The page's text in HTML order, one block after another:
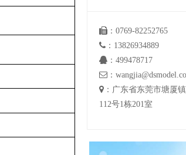
 ：0769-82252765
 ：13826934889
 ：499478717
 ：
 ：广东省东莞市塘厦
112号1栋201室